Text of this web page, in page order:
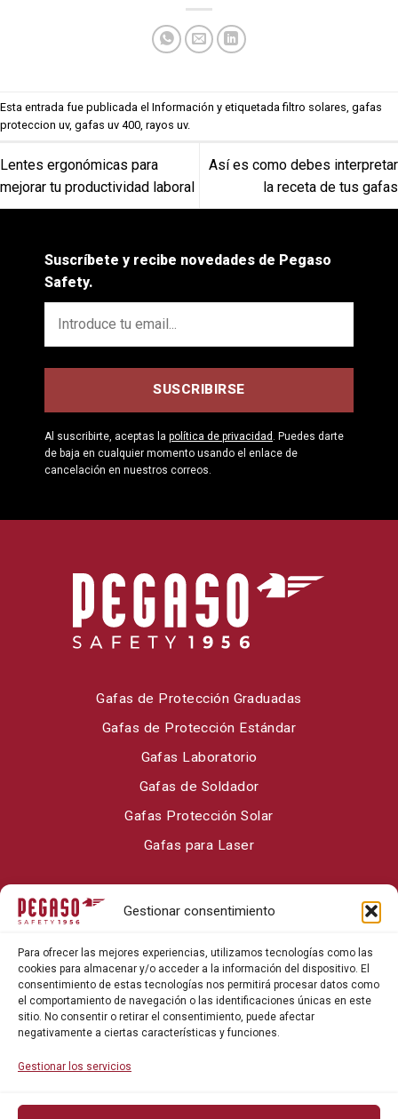
Gestionar consentimiento
Para ofrecer las mejores experiencias, utilizamos tecnologías como las
cookies para almacenar y/o acceder a la información del dispositivo. El
consentimiento de estas tecnologías nos permitirá procesar datos como
el comportamiento de navegación o las identificaciones únicas en este
sitio. No consentir o retirar el consentimiento, puede afectar
negativamente a ciertas características y funciones.
Gestionar los servicios
Esta entrada fue publicada el Información y etiquetadafiltro solares gafas
proteccion uv, gafas uv 400 rayos uv.
Lentes ergonómicas para
mejorar tu productividad laboral
Así es como debes interpretar
la receta de tus gafas
Suscríbete y recibe novedades de Pegaso
Safety.
Al suscribirte, aceptas la política de privacidad . Puedes darte
de baja en cualquier momento usando el enlace de
cancelación en nuestros correos.
Gafas de Protección Graduadas
Gafas de Protección Estándar
Gafas Laboratorio
Gafas de Soldador
Gafas Protección Solar
Gafas para Laser
Sobre Pegaso Safety
Blog